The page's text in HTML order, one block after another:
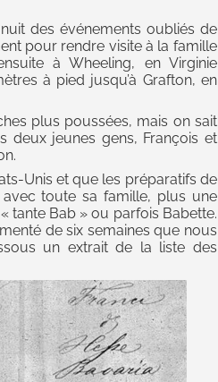
des événements oubliés de
pour rendre visite à la famille
à Wheeling, en Virginie
à pied jusqu’à Grafton, en
plus poussées, mais on sait
deux jeunes gens, François et
Unis et que les préparatifs de
avec toute sa famille, plus une
tante Bab » ou parfois Babette.
de six semaines que nous
un extrait de la liste des